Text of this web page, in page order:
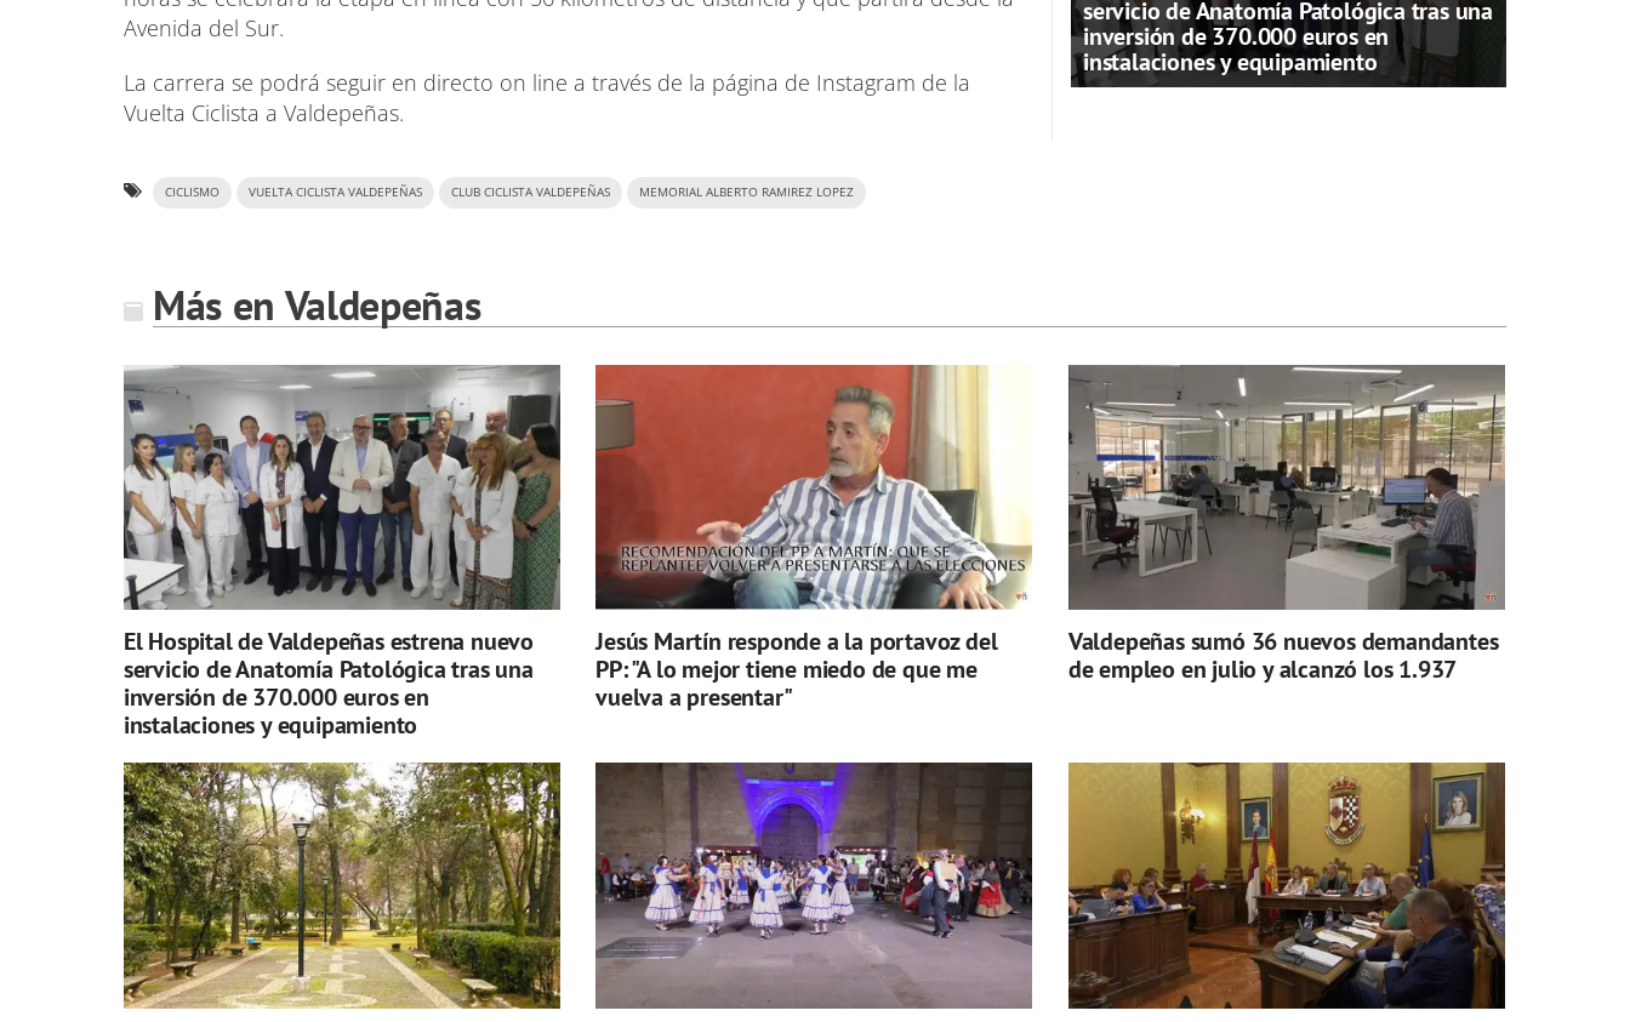
Avenida del Sur.
La carrera se podrá seguir en directo on line a través de la página de Instagram de la
Vuelta Ciclista a Valdepeñas.
CICLISMO VUELTA CICLISTA VALDEPEÑAS CLUB CICLISTA VALDEPEÑAS MEMORIAL ALBERTO RAMIREZ LOPEZ
servicio de Anatomía Patológica tras una
inversión de 370.000 euros en
instalaciones y equipamiento
Más en Valdepeñas
El Hospital de Valdepeñas estrena nuevo
servicio de Anatomía Patológica tras una
inversión de 370.000 euros en
instalaciones y equipamiento
Jesús Martín responde a la portavoz del
PP: "A lo mejor tiene miedo de que me
vuelva a presentar"
Valdepeñas sumó 36 nuevos demandantes
de empleo en julio y alcanzó los 1.937